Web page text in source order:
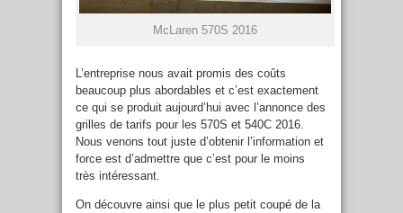
McLaren 570S 2016
L’entreprise nous avait promis des coûts
beaucoup plus abordables et c’est exactement
ce qui se produit aujourd’hui avec l’annonce des
grilles de tarifs pour les 570S et 540C 2016.
Nous venons tout juste d’obtenir l’information et
force est d’admettre que c’est pour le moins
très intéressant.
On découvre ainsi que le plus petit coupé de la